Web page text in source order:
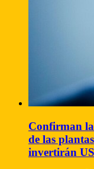
Confirman
de las
invertirán